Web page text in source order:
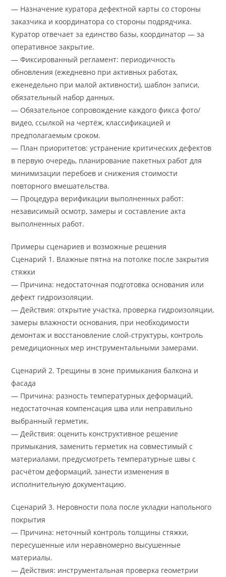
— Назначение куратора дефектной карты со стороны
заказчика и координатора со стороны подрядчика.
Куратор отвечает за единство базы, координатор — за
оперативное закрытие.
— Фиксированный регламент: периодичность
обновления (ежедневно при активных работах,
еженедельно при малой активности), шаблон записи,
обязательный набор данных.
— Обязательное сопровождение каждого фикса фото/
видео, ссылкой на чертёж, классификацией и
предполагаемым сроком.
— План приоритетов: устранение критических дефектов
в первую очередь, планирование пакетных работ для
минимизации перебоев и снижения стоимости
повторного вмешательства.
— Процедура верификации выполненных работ:
независимый осмотр, замеры и составление акта
выполненных работ.
Примеры сценариев и возможные решения
Сценарий 1. Влажные пятна на потолке после закрытия
стяжки
— Причина: недостаточная подготовка основания или
дефект гидроизоляции.
— Действия: открытие участка, проверка гидроизоляции,
замеры влажности основания, при необходимости
демонтаж и восстановление слой-структуры, контроль
ремедиционных мер инструментальными замерами.
Сценарий 2. Трещины в зоне примыкания балкона и
фасада
— Причина: разность температурных деформаций,
недостаточная компенсация шва или неправильно
выбранный герметик.
— Действия: оценить конструктивное решение
примыкания, заменить герметик на совместимый с
материалами, предусмотреть температурные швы с
расчётом деформаций, занести изменения в
исполнительную документацию.
Сценарий 3. Неровности пола после укладки напольного
покрытия
— Причина: неточный контроль толщины стяжки,
пересушенные или неравномерно высушенные
материалы.
— Действия: инструментальная проверка геометрии